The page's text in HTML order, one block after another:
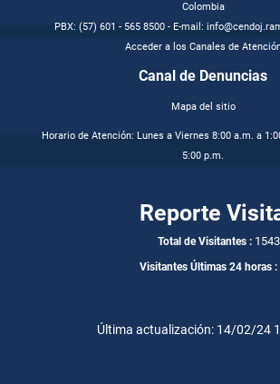
Colombia
PBX: (57) 601 - 565 8500 - E-mail:
Acceder a los Canales de
Canal de Denuncias
Mapa del sitio
Horario de Atención: Lunes a Viernes 8:00 a.m. a
5:00 p.m.
Reporte
Total de Visitantes :
Visitantes Últimas 24 horas :
Última actualización: 14/02/24